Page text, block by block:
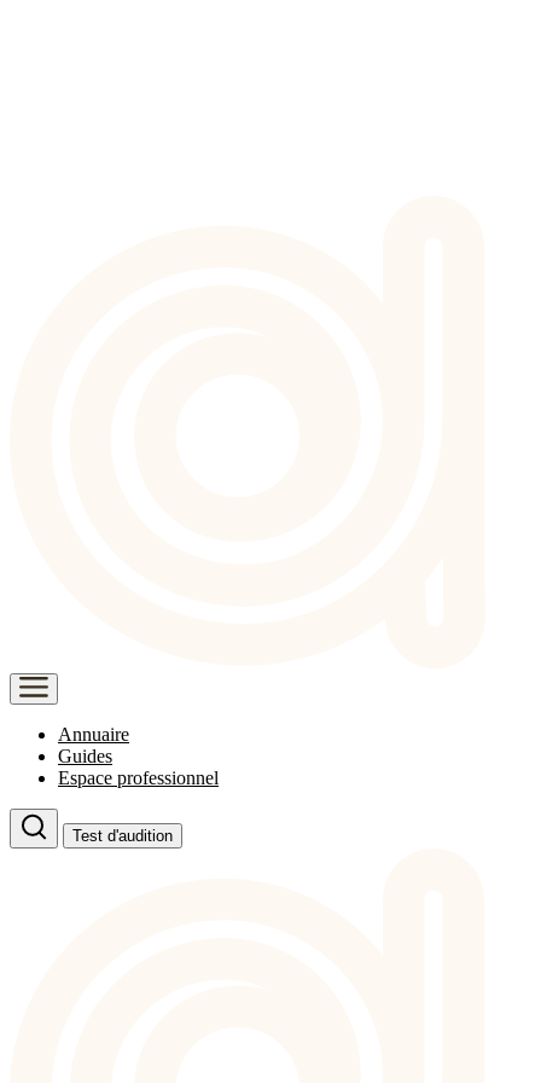
Annuaire
Guides
Espace professionnel
Test d'audition